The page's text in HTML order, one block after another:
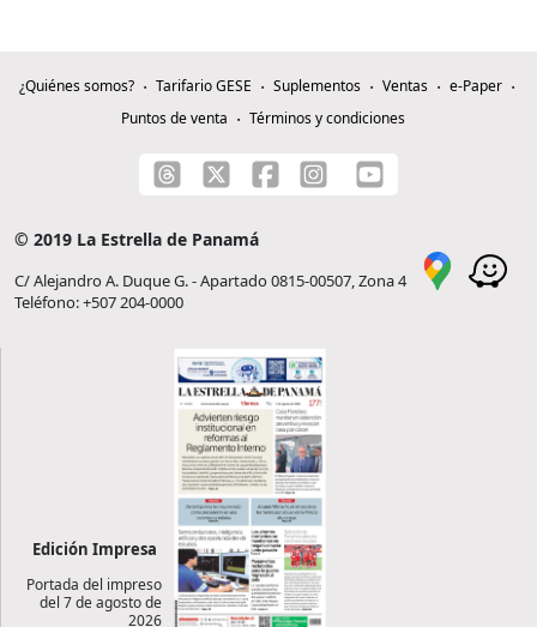
¿Quiénes somos? Tarifario GESE Suplementos Ventas
e-Paper
Puntos de venta
Términos y condiciones
© 2019 La Estrella de Panamá
C/ Alejandro A. Duque G. - Apartado 0815-00507, Zona 4
Teléfono: +507 204-0000
Edición Impresa
Portada del impreso
del 7 de agosto de
2026